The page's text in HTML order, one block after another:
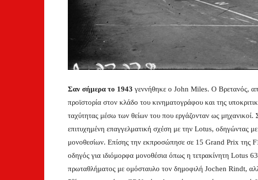
Σαν σήμερα το 1943 γεννήθηκε ο John Miles. Ο Βρετανός,
προϊστορία στον κλάδο του κινηματογράφου και της
ταχύτητας μέσω των θείων του που εργάζονταν ως
επιτυχημένη επαγγελματική σχέση με την Lotus, οδηγώντας με
μονοθεσίων. Επίσης την εκπροσώπησε σε 15 Grand Prix της
οδηγός για ιδιόμορφα μονοθέσια όπως η τετρακίνητη Lotus
πρωταθλήματος με ομόσταυλο τον δημοφιλή Jochen Rindt,